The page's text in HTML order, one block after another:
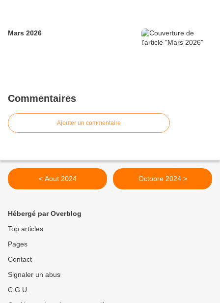
Mars 2026
Commentaires
Ajouter un commentaire
< Aout 2024 Octobre 2024 >
Hébergé par Overblog
Top articles
Pages
Contact
Signaler un abus
C.G.U.